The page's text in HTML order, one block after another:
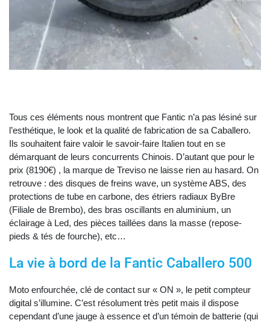
Tous ces éléments nous montrent que Fantic n’a pas lésiné sur
l’esthétique, le look et la qualité de fabrication de sa Caballero.
Ils souhaitent faire valoir le savoir-faire Italien tout en se
démarquant de leurs concurrents Chinois. D’autant que pour le
prix (8190€) , la marque de Treviso ne laisse rien au hasard. On
retrouve : des disques de freins wave, un système ABS, des
protections de tube en carbone, des étriers radiaux ByBre
(Filiale de Brembo), des bras oscillants en aluminium, un
éclairage à Led, des pièces taillées dans la masse (repose-
pieds & tés de fourche), etc…
La vie à bord de la Fantic Caballero 500
Moto enfourchée, clé de contact sur « ON », le petit compteur
digital s’illumine. C’est résolument très petit mais il dispose
cependant d’une jauge à essence et d’un témoin de batterie (qui